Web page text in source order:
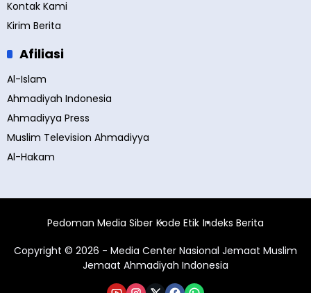
Kontak Kami
Kirim Berita
Afiliasi
Al-Islam
Ahmadiyah Indonesia
Ahmadiyya Press
Muslim Television Ahmadiyya
Al-Hakam
Pedoman Media Siber Kode Etik Indeks Berita
Copyright © 2026 - Media Center Nasional Jemaat Muslim
Jemaat Ahmadiyah Indonesia